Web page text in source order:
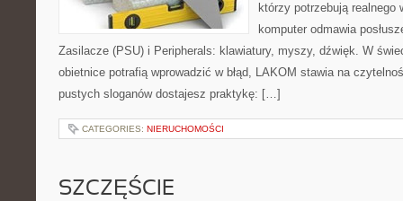
którzy potrzebują realnego
komputer odmawia
Zasilacze (PSU) i Peripherals: klawiatury, myszy, dźwięk. W
obietnice potrafią wprowadzić w błąd, LAKOM stawia na
pustych sloganów dostajesz praktykę: […]
CATEGORIES: NIERUCHOMOŚCI
SZCZĘŚCIE